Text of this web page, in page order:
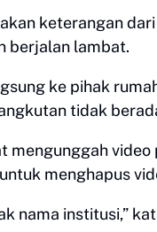
keterangan
berjalan lambat.
ke pihak
tidak
menghapus
nama institusi,”